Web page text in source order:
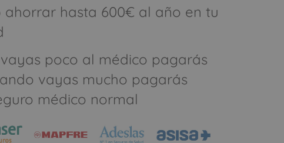
ahorrar hasta 600€ al año en tu
poco al médico pagarás
vayas mucho pagarás
médico normal